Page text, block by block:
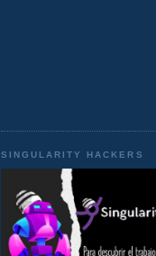
SINGULARITY HACKERS